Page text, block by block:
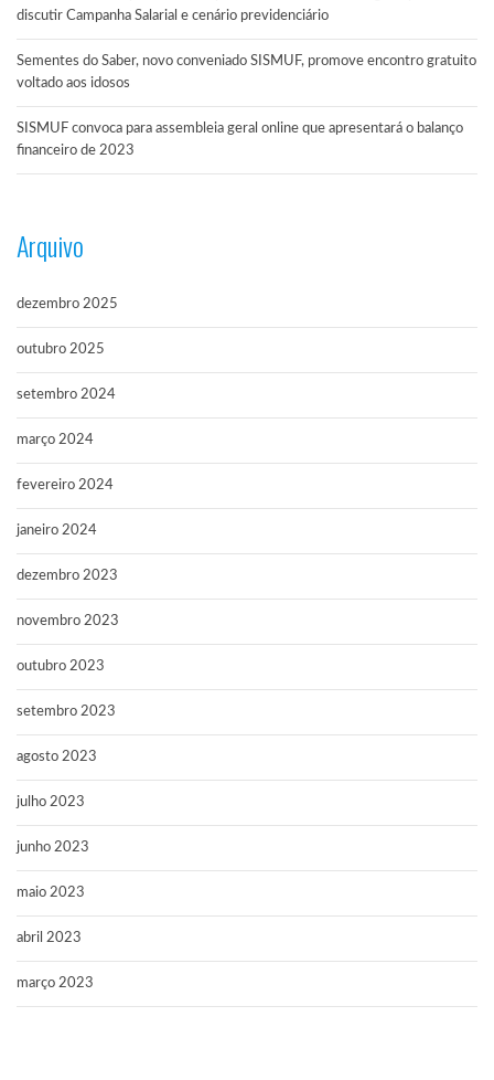
discutir Campanha Salarial e cenário previdenciário
Sementes do Saber, novo conveniado SISMUF, promove encontro gratuito
voltado aos idosos
SISMUF convoca para assembleia geral online que apresentará o balanço
financeiro de 2023
Arquivo
dezembro 2025
outubro 2025
setembro 2024
março 2024
fevereiro 2024
janeiro 2024
dezembro 2023
novembro 2023
outubro 2023
setembro 2023
agosto 2023
julho 2023
junho 2023
maio 2023
abril 2023
março 2023